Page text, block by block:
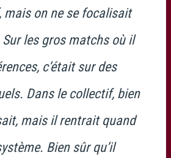
on ne se focalisait
les gros matchs où il
c’était sur des
Dans le collectif, bien
mais il rentrait quand
Bien sûr qu’il